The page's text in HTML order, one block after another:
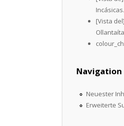
Incásicas.
[Vista
Navigation
Neuester
Erweiterte